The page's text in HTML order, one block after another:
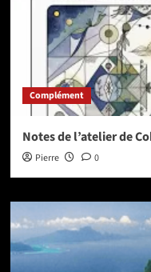
Complément
Notes de l’atelier de
Pierre 0